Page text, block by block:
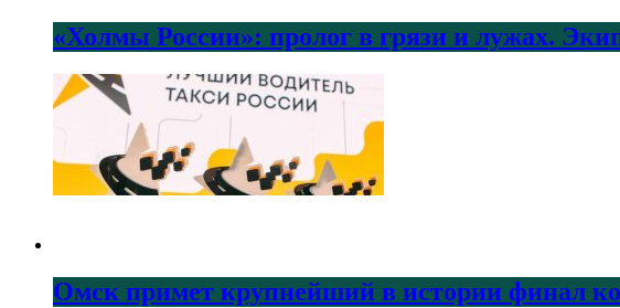
«Холмы России»: пролог в грязи и лужах.
Омск примет крупнейший в истории финал